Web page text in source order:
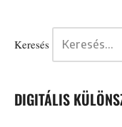
Keresés
DIGITÁLIS